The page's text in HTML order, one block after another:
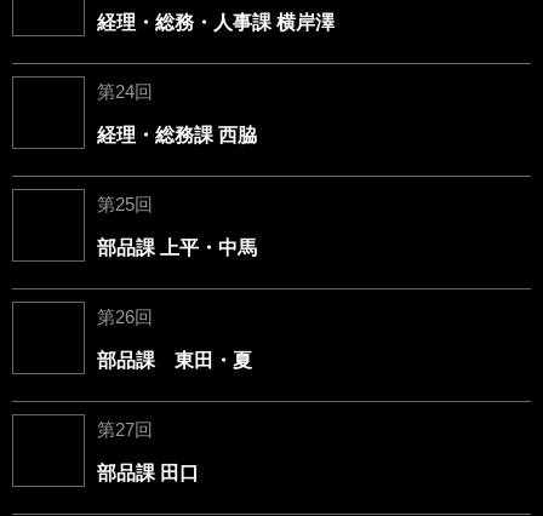
経理・総務・人事課 横岸澤
第24回
経理・総務課 西脇
第25回
部品課 上平・中馬
第26回
部品課 東田・夏
第27回
部品課 田口